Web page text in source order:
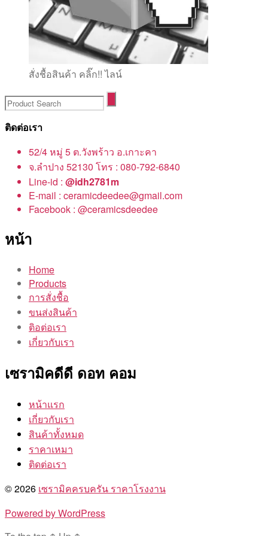
สั่งชื้อสินค้า คลิ๊ก!! ไลน์
ติดต่อเรา
52/4 หมู่ 5 ต.วังพร้าว อ.เกาะคา
จ.ลำปาง 52130 โทร : 080-792-6840
Line-id : @idh2781m
E-mail : ceramicdeedee@gmail.com
Facebook : @ceramicsdeedee
หน้า
Home
Products
การสั่งชื้อ
ขนส่งสินค้า
ติอต่อเรา
เกี่ยวกับเรา
เซรามิคดีดี ดอท คอม
หน้าแรก
เกี่ยวกับเรา
สินค้าทั้งหมด
ราคาเหมา
ติดต่อเรา
© 2026 เซรามิคครบครัน ราคาโรงงาน
Powered by WordPress